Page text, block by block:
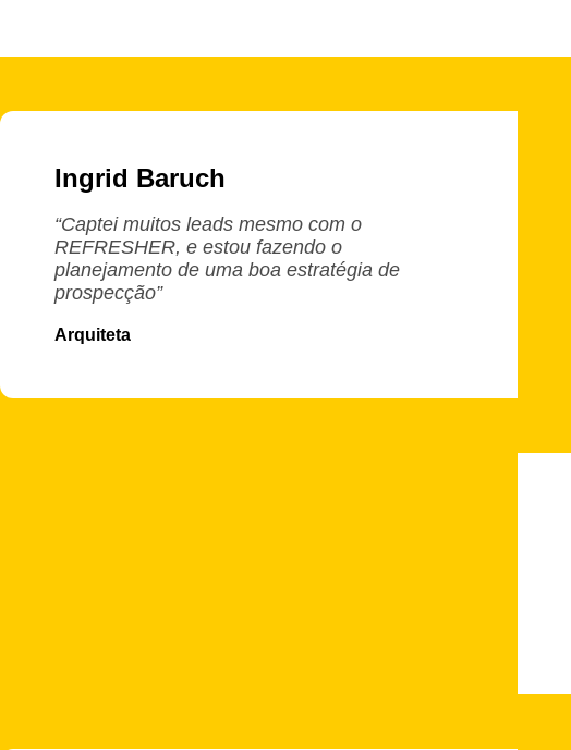
Ingrid Baruch
“Captei muitos leads mesmo com o
REFRESHER, e estou fazendo o
planejamento de uma boa estratégia de
prospecção”
Arquiteta